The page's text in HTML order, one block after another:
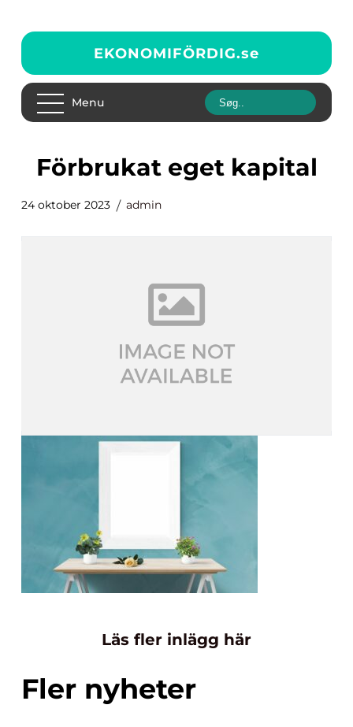
EKONOMIFÖRDIG.se
Menu
förbrukat eget kapital
24 oktober 2023 admin
Läs fler inlägg här
Fler nyheter